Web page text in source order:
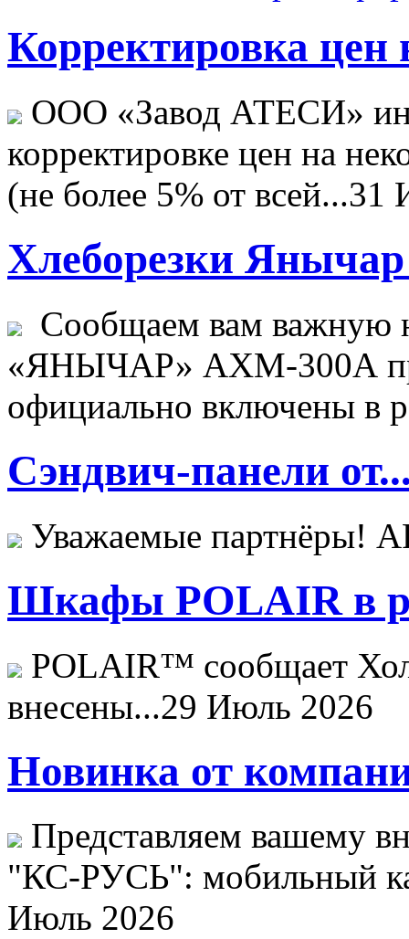
Корректировка цен
ООО «Завод АТЕСИ»
корректировке цен на
(не более 5% от всей...31
Хлеборезки Янычар
Сообщаем вам важную
«ЯНЫЧАР» АХМ-300А
официально включены в
Сэндвич-панели
Уважаемые
Шкафы POLAIR в
POLAIR™ сообщает
внесены...29 Июль 2026
Новинка от
Представляем вашему
"КС-РУСЬ": мобильный
Июль 2026